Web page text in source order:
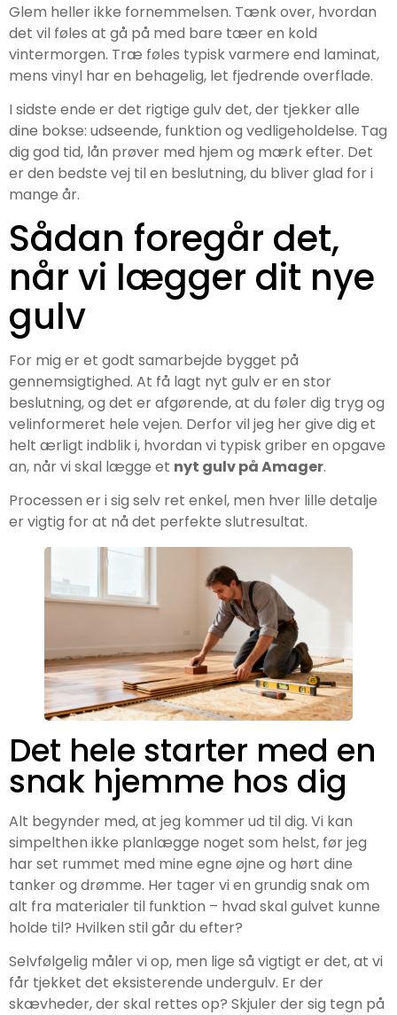
Glem heller ikke fornemmelsen. Tænk over, hvordan
det vil føles at gå på med bare tæer en kold
vintermorgen. Træ føles typisk varmere end laminat,
mens vinyl har en behagelig, let fjedrende overflade.
I sidste ende er det rigtige gulv det, der tjekker alle
dine bokse: udseende, funktion og vedligeholdelse. Tag
dig god tid, lån prøver med hjem og mærk efter. Det
er den bedste vej til en beslutning, du bliver glad for i
mange år.
Sådan foregår det,
når vi lægger dit nye
gulv
For mig er et godt samarbejde bygget på
gennemsigtighed. At få lagt nyt gulv er en stor
beslutning, og det er afgørende, at du føler dig tryg og
velinformeret hele vejen. Derfor vil jeg her give dig et
helt ærligt indblik i, hvordan vi typisk griber en opgave
an, når vi skal lægge et nyt gulv på Amager.
Processen er i sig selv ret enkel, men hver lille detalje
er vigtig for at nå det perfekte slutresultat.
Det hele starter med en
snak hjemme hos dig
Alt begynder med, at jeg kommer ud til dig. Vi kan
simpelthen ikke planlægge noget som helst, før jeg
har set rummet med mine egne øjne og hørt dine
tanker og drømme. Her tager vi en grundig snak om
alt fra materialer til funktion – hvad skal gulvet kunne
holde til? Hvilken stil går du efter?
Selvfølgelig måler vi op, men lige så vigtigt er det, at vi
får tjekket det eksisterende undergulv. Er der
skævheder, der skal rettes op? Skjuler der sig tegn på